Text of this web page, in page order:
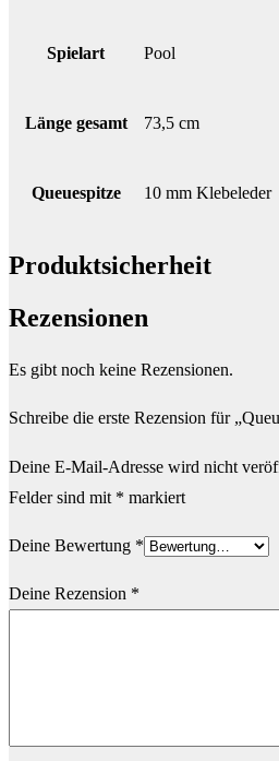
Spielart Pool
Länge gesamt 73,5 cm
Queuespitze 10 mm Klebeleder
Produktsicherheit
Rezensionen
Es gibt noch keine Rezensionen.
Schreibe die erste Rezension für
Deine E-Mail-Adresse wird nicht
Felder sind mit * markiert
Deine Bewertung *
Deine Rezension *